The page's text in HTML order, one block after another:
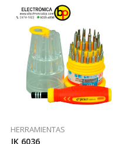
HERRAMIENTAS
JK 6036